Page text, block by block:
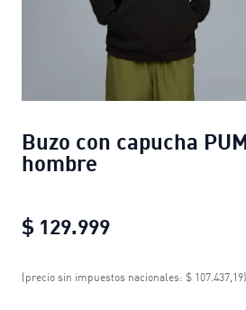
Buzo con capucha
hombre
$ 129.999
Buzo con
(precio sin impuestos nacionales: $ 107.437,19)